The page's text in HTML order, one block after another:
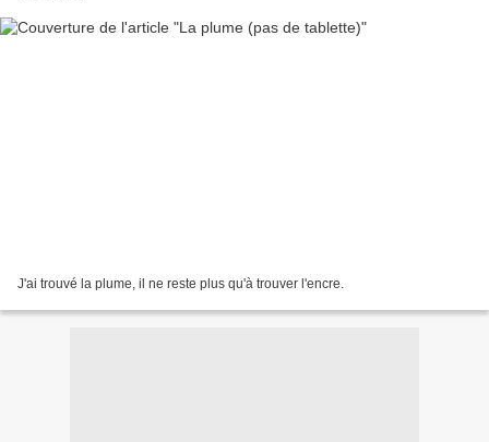
J'ai trouvé la plume, il ne reste plus qu'à trouver l'encre.